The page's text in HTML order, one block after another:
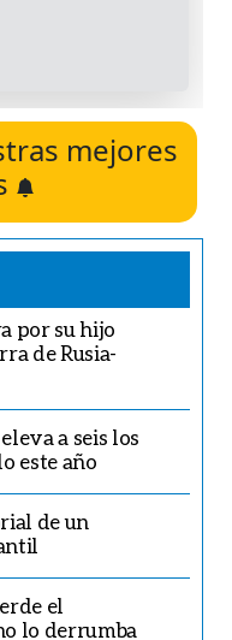
mejores
por su hijo
de Rusia-
a seis los
este año
de un
el
lo derrumba